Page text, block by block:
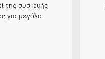
της συσκευής
για μεγάλα